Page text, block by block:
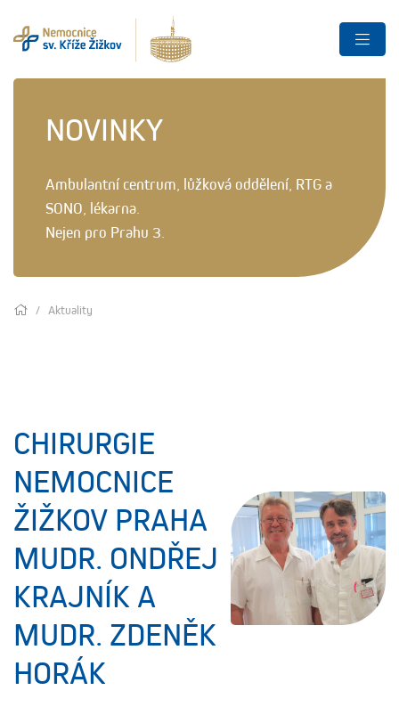
NOVINKY
Ambulantní centrum, lůžková oddělení, RTG a
SONO, lékarna.
Nejen pro Prahu 3.
Aktuality
CHIRURGIE
NEMOCNICE
ŽIŽKOV PRAHA
MUDR. ONDŘEJ
KRAJNÍK A
MUDR. ZDENĚK
HORÁK